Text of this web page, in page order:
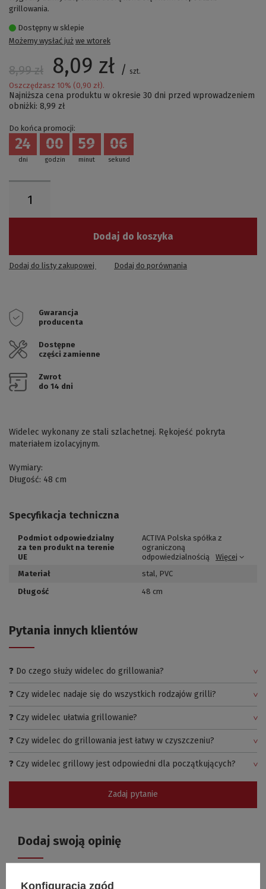
grillowania.
Dostępny w sklepie
Możemy wysłać już we wtorek
8,99 zł 8,09 zł / szt.
Oszczędzasz 10% (0,90 zł).
Najniższa cena produktu w okresie 30 dni przed wprowadzeniem
obniżki: 8,99 zł
Do końca promocji:
dni
24
godzin
00
minut
59
sekund
05
Dodaj do koszyka
Dodaj do listy zakupowej Dodaj do porównania
Gwarancja
producenta
Dostępne
części zamienne
Zwrot
do 14 dni
Widelec wykonany ze stali szlachetnej. Rękojeść pokryta
materiałem izolacyjnym.
Wymiary:
Długość: 48 cm
Specyfikacja techniczna
Podmiot odpowiedzialny
za ten produkt na terenie
UE
ACTIVA Polska spółka z
ograniczoną
odpowiedzialnością
Więcej
Materiał
stal , PVC
Długość
48 cm
Pytania innych klientów
❓ Do czego służy widelec do grillowania?
❓ Czy widelec nadaje się do wszystkich rodzajów grilli?
❓ Czy widelec ułatwia grillowanie?
❓ Czy widelec do grillowania jest łatwy w czyszczeniu?
❓ Czy widelec grillowy jest odpowiedni dla początkujących?
Zadaj pytanie
Dodaj swoją opinię
Konfiguracja zgód